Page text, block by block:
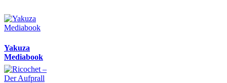
Yakuza
Mediabook